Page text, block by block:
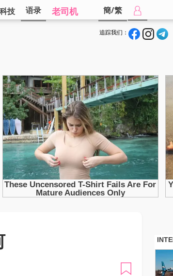
科技 语录 老司机 簡/繁
追踪我们：